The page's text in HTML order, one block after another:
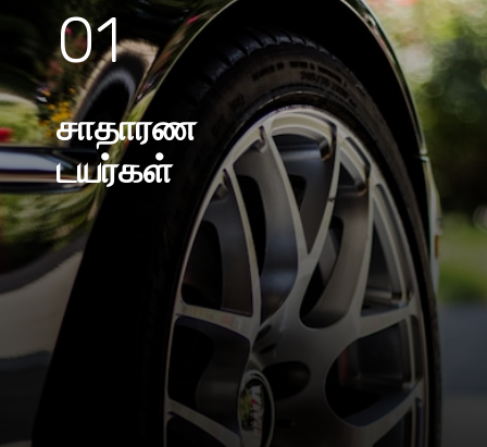
சாதாரண
டயர்கள்
01